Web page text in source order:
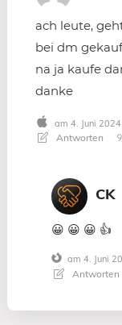
ach leute,
bei dm
na ja kaufe
danke
am 4. Juni
Antworten
CK
😀 😀 😀 👍
am 4. Juni
Antworten